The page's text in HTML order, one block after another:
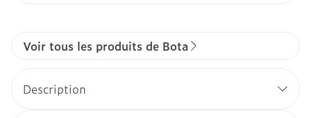
Voir tous les produits de Bota
Description